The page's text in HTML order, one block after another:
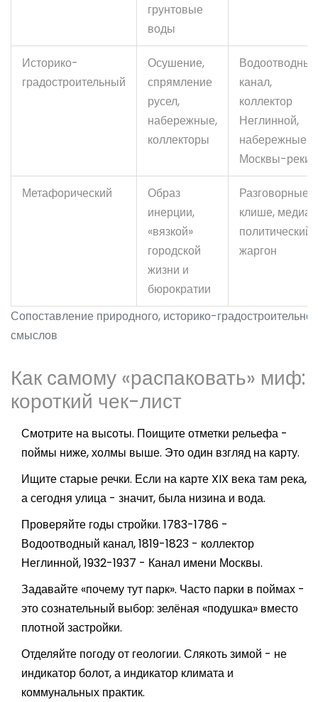
Сопоставление природного, историко-
смыслов
грунтовые
воды
Историко-
градостроительный
Осушение,
спрямление
русел,
набережные,
коллекторы
Водоотводный
канал,
коллектор
Неглинной,
набережные
Москвы-реки
Метафорический
Образ
инерции,
«вязкой»
городской
жизни и
бюрократии
Разговорные
клише, медиа,
политический
жаргон
Как самому «распаковать» миф:
короткий чек-лист
Смотрите на высоты. Поищите отметки рельефа -
поймы ниже, холмы выше. Это один взгляд на карту.
Ищите старые речки. Если на карте XIX века там река,
а сегодня улица - значит, была низина и вода.
Проверяйте годы стройки. 1783-1786 -
Водоотводный канал, 1819-1823 - коллектор
Неглинной, 1932-1937 - Канал имени Москвы.
Задавайте «почему тут парк». Часто парки в поймах -
это сознательный выбор: зелёная «подушка» вместо
плотной застройки.
Отделяйте погоду от геологии. Слякоть зимой - не
индикатор болот, а индикатор климата и
коммунальных практик.